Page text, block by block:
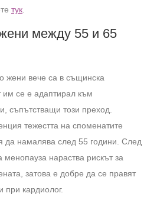
тук
между 55 и 65
жени вече са в същинска
им се е адаптирал към
съпътстващи този преход.
тежестта на споменатите
да намалява след 55 години. След
нараства рискът за
затова е добре да се правят
при кардиолог.